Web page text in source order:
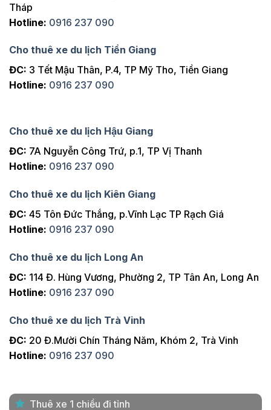
Tháp
Hotline: 0916 237 090
Cho thuê xe du lịch Tiền Giang
ĐC: 3 Tết Mậu Thân, P.4, TP Mỹ Tho, Tiền Giang
Hotline: 0916 237 090
Cho thuê xe du lịch Hậu Giang
ĐC: 7A Nguyễn Công Trứ, p.1, TP Vị Thanh
Hotline: 0916 237 090
Cho thuê xe du lịch Kiên Giang
ĐC: 45 Tôn Đức Thắng, p.Vĩnh Lạc TP Rạch Giá
Hotline: 0916 237 090
Cho thuê xe du lịch Long An
ĐC: 114 Đ. Hùng Vương, Phường 2, TP Tân An, Long An
Hotline: 0916 237 090
Cho thuê xe du lịch Trà Vinh
ĐC: 20 Đ.Mười Chín Tháng Năm, Khóm 2, Trà Vinh
Hotline: 0916 237 090
Thuê xe 1 chiều đi tỉnh